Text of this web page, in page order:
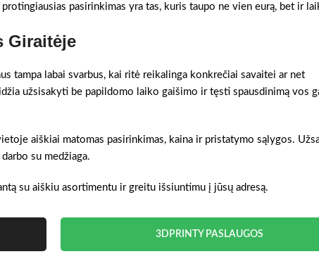
pasirinkimas yra tas, kuris taupo ne vien eurą, bet ir
Giraitėje
tampa labai svarbus, kai ritė reikalinga konkrečiai savaitei ar net
užsisakyti be papildomo laiko gaišimo ir tęsti spausdinimą vos
aiškiai matomas pasirinkimas, kaina ir pristatymo sąlygos.
su medžiaga.
su aiškiu asortimentu ir greitu išsiuntimu į jūsų adresą.
3DPRINTY PASLAUGOS